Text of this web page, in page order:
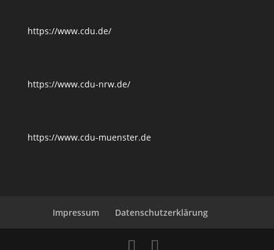
https://www.cdu.de/
https://www.cdu-nrw.de/
https://www.cdu-muenster.de
Impressum Datenschutzerklärung